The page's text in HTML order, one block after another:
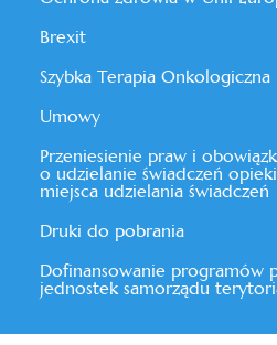
Brexit
Szybka Terapia Onkologiczna
Umowy
Przeniesienie praw i
o udzielanie świadczeń
miejsca udzielania świadczeń
Druki do pobrania
Dofinansowanie
jednostek samorządu